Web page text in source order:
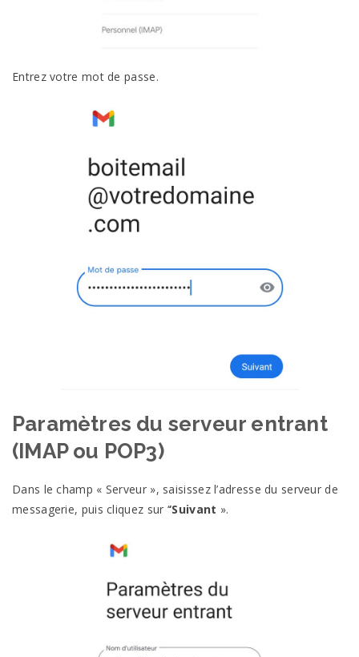
Entrez votre mot de passe.
Paramètres du serveur entrant
(IMAP ou POP3)
Dans le champ « Serveur », saisissez l’adresse du serveur de
messagerie, puis cliquez sur ‘‘Suivant ».